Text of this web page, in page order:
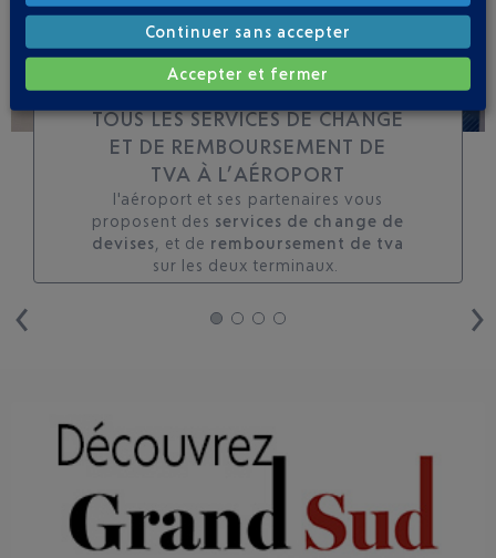
TOUS LES SERVICES DE CHANGE
ET DE REMBOURSEMENT DE
TVA À L’AÉROPORT
l'aéroport et ses partenaires vous
proposent des services de change de
devises , et de remboursement de tva
sur les deux terminaux. ​
Continuer sans accepter
Accepter et fermer